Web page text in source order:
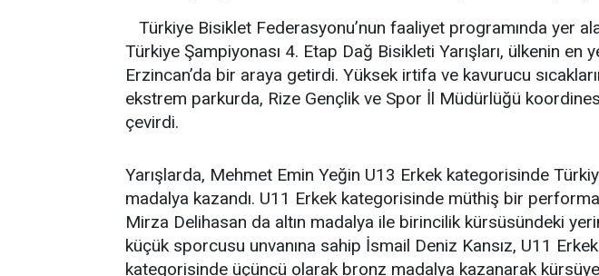
Türkiye Bisiklet Federasyonu’nun faaliyet programında yer
Türkiye Şampiyonası 4. Etap Dağ Bisikleti Yarışları, ülkenin en
Erzincan’da bir araya getirdi. Yüksek irtifa ve kavurucu
ekstrem parkurda, Rize Gençlik ve Spor İl Müdürlüğü
çevirdi.
Yarışlarda, Mehmet Emin Yeğin U13 Erkek kategorisinde
madalya kazandı. U11 Erkek kategorisinde müthiş bir
Mirza Delihasan da altın madalya ile birincilik kürsüsündeki
küçük sporcusu unvanına sahip İsmail Deniz Kansız, U11
kategorisinde üçüncü olarak bronz madalya kazanarak kürsüye